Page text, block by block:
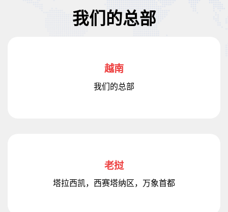
我们的总部
越南
我们的总部
老挝
塔拉西凯，西赛塔纳区，万象首都